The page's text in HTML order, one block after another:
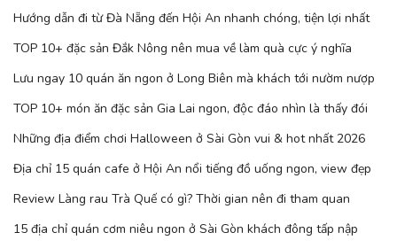
Hướng dẫn đi từ Đà Nẵng đến Hội An nhanh chóng, tiện lợi nhất
TOP 10+ đặc sản Đắk Nông nên mua về làm quà cực ý nghĩa
Lưu ngay 10 quán ăn ngon ở Long Biên mà khách tới nườm nượp
TOP 10+ món ăn đặc sản Gia Lai ngon, độc đáo nhìn là thấy đói
Những địa điểm chơi Halloween ở Sài Gòn vui & hot nhất 2026
Địa chỉ 15 quán cafe ở Hội An nổi tiếng đồ uống ngon, view đẹp
Review Làng rau Trà Quế có gì? Thời gian nên đi tham quan
15 địa chỉ quán cơm niêu ngon ở Sài Gòn khách đông tấp nập